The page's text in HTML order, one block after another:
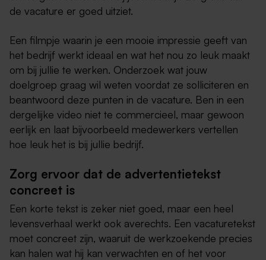
de vacature er goed uitziet.
Een filmpje waarin je een mooie impressie geeft van
het bedrijf werkt ideaal en wat het nou zo leuk maakt
om bij jullie te werken. Onderzoek wat jouw
doelgroep graag wil weten voordat ze solliciteren en
beantwoord deze punten in de vacature. Ben in een
dergelijke video niet te commercieel, maar gewoon
eerlijk en laat bijvoorbeeld medewerkers vertellen
hoe leuk het is bij jullie bedrijf.
Zorg ervoor dat de advertentietekst
concreet is
Een korte tekst is zeker niet goed, maar een heel
levensverhaal werkt ook averechts. Een vacaturetekst
moet concreet zijn, waaruit de werkzoekende precies
kan halen wat hij kan verwachten en of het voor